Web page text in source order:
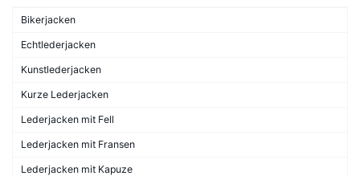
Bikerjacken
Echtlederjacken
Kunstlederjacken
Kurze Lederjacken
Lederjacken mit Fell
Lederjacken mit Fransen
Lederjacken mit Kapuze